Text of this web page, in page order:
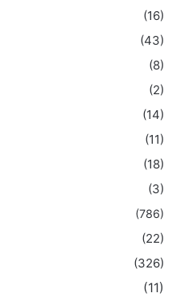
(16)
(43)
(8)
(2)
(14)
(11)
(18)
(3)
(786)
(22)
(326)
(11)